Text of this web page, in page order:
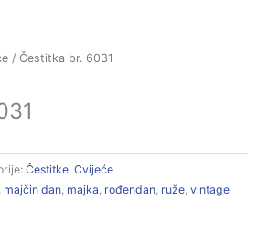
/ Čestitka br. 6031
Čestitke Cvijeće
majčin dan majka rođendan ruže vintage